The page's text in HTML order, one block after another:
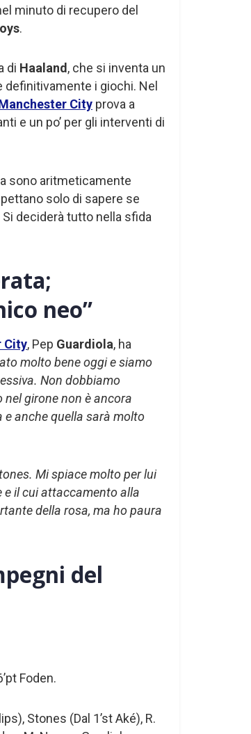
minuto di recupero del
.
di Haaland, che si inventa un
i giochi. Nel
City prova a
e un po’ per gli interventi di
sono aritmeticamente
solo di sapere se
deciderà tutto nella sfida
neo”
City, Pep Guardiola, ha
molto bene oggi e siamo
Non dobbiamo
girone non è ancora
e anche quella sarà molto
Mi spiace molto per lui
e il cui attaccamento alla
della rosa, ma ho paura
del
Foden.
Stones (Dal 1’st Aké), R.